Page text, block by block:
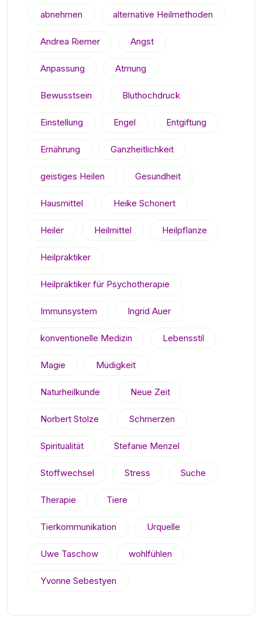
abnehmen alternative Heilmethoden
Andrea Riemer Angst
Anpassung Atmung
Bewusstsein Bluthochdruck
Einstellung Engel Entgiftung
Ernährung Ganzheitlichkeit
geistiges Heilen Gesundheit
Hausmittel Heike Schonert
Heiler Heilmittel Heilpflanze
Heilpraktiker
Heilpraktiker für Psychotherapie
Immunsystem Ingrid Auer
konventionelle Medizin Lebensstil
Magie Müdigkeit
Naturheilkunde Neue Zeit
Norbert Stolze Schmerzen
Spiritualität Stefanie Menzel
Stoffwechsel Stress Suche
Therapie Tiere
Tierkommunikation Urquelle
Uwe Taschow wohlfühlen
Yvonne Sebestyen